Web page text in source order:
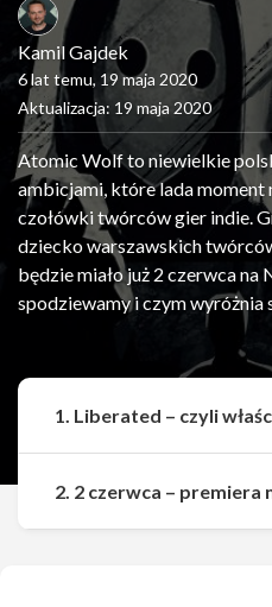
Kamil Gajdek
6 lat temu, 19 maja 2020
Aktualizacja: 19 maja 2020
Atomic Wolf to niewielkie
ambicjami, które lada
czołówki twórców gier indie.
dziecko warszawskich
będzie miało już 2 czerwca na
spodziewamy i czym wyróżnia
Udostępnij
1. Liberated – czyli
2. 2 czerwca – premiera